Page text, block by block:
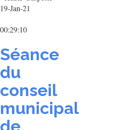
19-Jan-21
00:29:10
Séance
du
conseil
municipal